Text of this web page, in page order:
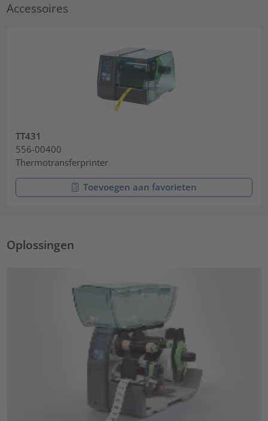
Accessoires
TT431
556-00400
Thermotransferprinter
Toevoegen aan favorieten
Oplossingen